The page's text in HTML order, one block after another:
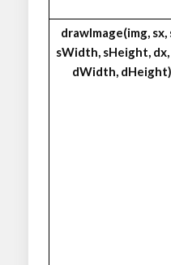
drawImage(img, sx,
sWidth, sHeight, dx,
dWidth, dHeight)